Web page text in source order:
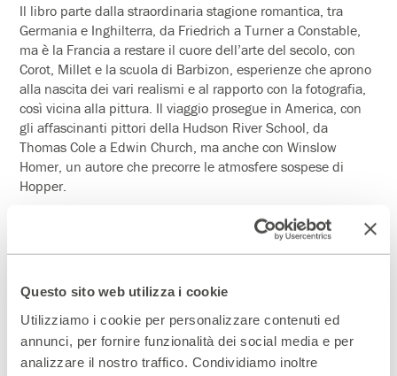
Questo sito web utilizza i cookie
Utilizziamo i cookie per personalizzare contenuti ed
annunci, per fornire funzionalità dei social media e per
analizzare il nostro traffico. Condividiamo inoltre
Il libro parte dalla straordinaria stagione romantica, tra
Germania e Inghilterra, da Friedrich a Turner a Constable,
ma è la Francia a restare il cuore dell’arte del secolo, con
Corot, Millet e la scuola di Barbizon, esperienze che aprono
alla nascita dei vari realismi e al rapporto con la fotografia,
così vicina alla pittura. Il viaggio prosegue in America, con
gli affascinanti pittori della Hudson River School, da
Thomas Cole a Edwin Church, ma anche con Winslow
Homer, un autore che precorre le atmosfere sospese di
Hopper.
Il volume di Marco Goldin si conclude con un’ampia
ricostruzione storica e artistica dell’impressionismo: il
conflittuale rapporto con il Salon, le otto mostre
hanno decretato il successo, da Monet a Renoir, da
Cézanne a Degas a Manet, vero anticipatore.